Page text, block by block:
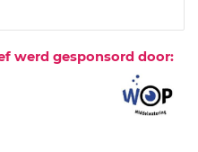
werd gesponsord door: